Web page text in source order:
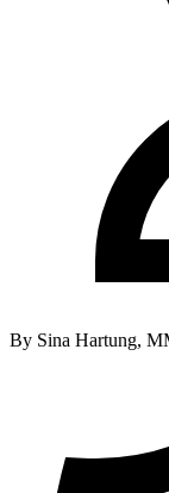
By Sina Hartung,